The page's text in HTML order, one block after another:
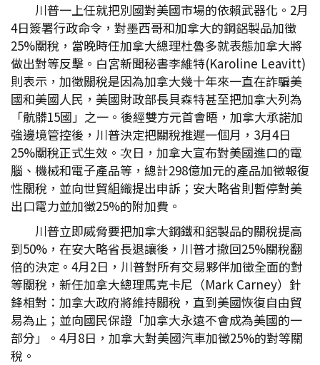
川普一上任就把別國對美國市場的依賴武器化。2月
4日簽署行政命令，對墨西哥和加拿大的鋼鋁製品加徵
25%關稅，當晚時任加拿大總理杜魯多就表態加拿大將
做出對等反擊。白宮新聞秘書李維特(Karoline Leavitt)
則表示，加徵關稅是因為加拿大幾十年來一直在詐騙美
國和美國人民，美國財政部長貝森特甚至把加拿大列為
「骯髒15國」之一。後經雙方元首會晤，加拿大承諾加
強邊境管控後，川普決定把關稅推遲一個月，3月4日
25%關稅正式生效。次日，加拿大宣布對美國進口的電
腦、機械和電子產品等，總計298億加元的產品加徵報復
性關稅，並向世貿組織提出申訴；安大略省則暫停對美
出口電力並加徵25%的附加費。
川普立即威脅要把加拿大鋼鐵和鋁製品的關稅提高
到50%，在安大略省長退讓後，川普才撤回25%關稅翻
倍的決定。4月2日，川普對所有交易夥伴加徵全面的對
等關稅，新任加拿大總理馬克卡尼（Mark Carney）針
鋒相對：加拿大政府將維持關稅，直到美國恢復自由貿
易為止；並向國民保證「加拿大永遠不會成為美國的一
部分」。4月8日，加拿大對美國汽車加徵25%的對等關
稅。